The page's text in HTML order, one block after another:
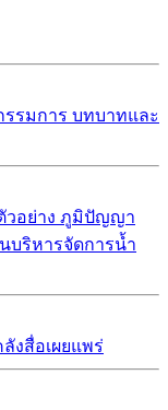
รมการ บทบาทและ
อย่าง ภูมิปัญญา
บริหารจัดการน้ำ
ลังสื่อเผยแพร่